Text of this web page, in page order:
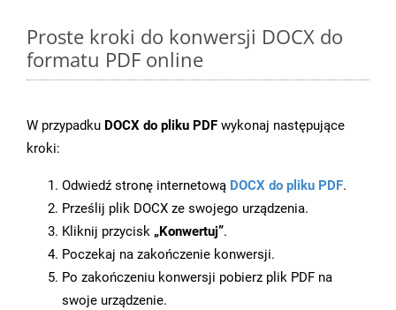
Proste kroki do konwersji DOCX do
formatu PDF online
W przypadku DOCX do pliku PDF wykonaj następujące
kroki:
Odwiedź stronę internetową DOCX do pliku PDF.
Prześlij plik DOCX ze swojego urządzenia.
Kliknij przycisk „Konwertuj”.
Poczekaj na zakończenie konwersji.
Po zakończeniu konwersji pobierz plik PDF na
swoje urządzenie.